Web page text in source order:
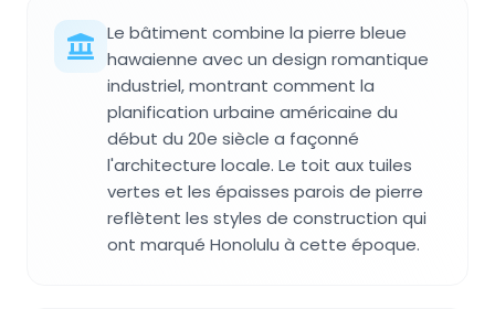
Le bâtiment combine la pierre bleue
hawaienne avec un design romantique
industriel, montrant comment la
planification urbaine américaine du
début du 20e siècle a façonné
l'architecture locale. Le toit aux tuiles
vertes et les épaisses parois de pierre
reflètent les styles de construction qui
ont marqué Honolulu à cette époque.